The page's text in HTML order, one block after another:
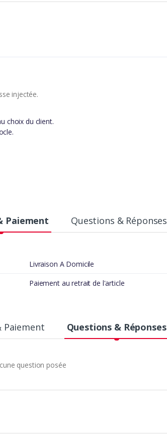
injectée.
choix du client.
Paiement Questions & Réponses
Livraison A Domicile
Paiement au retrait de l'article
Paiement Questions & Réponses
question posée